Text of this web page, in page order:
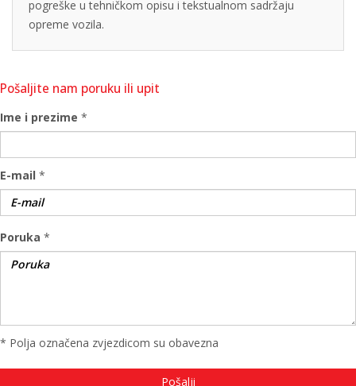
pogreške u tehničkom opisu i tekstualnom sadržaju
opreme vozila.
Pošaljite nam poruku ili upit
Ime i prezime *
E-mail *
Poruka *
* Polja označena zvjezdicom su obavezna